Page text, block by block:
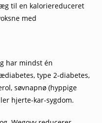
til en kaloriereduceret
med
har mindst én
type 2-diabetes,
søvnapnø (hyppige
hjerte-kar-sygdom.